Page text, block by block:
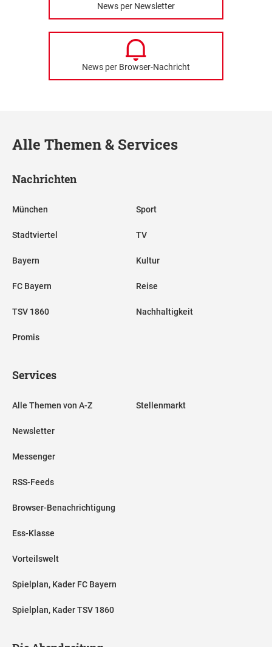
News per Newsletter
News per Browser-Nachricht
Alle Themen & Services
Nachrichten
München
Stadtviertel
Bayern
FC Bayern
TSV 1860
Promis
Sport
TV
Kultur
Reise
Nachhaltigkeit
Services
Alle Themen von A-Z
Newsletter
Messenger
RSS-Feeds
Browser-Benachrichtigung
Ess-Klasse
Vorteilswelt
Spielplan, Kader FC Bayern
Spielplan, Kader TSV 1860
Stellenmarkt